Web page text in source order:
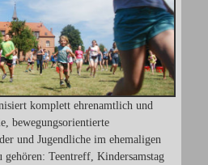
komplett ehrenamtlich und
bewegungsorientierte
und Jugendliche im ehemaligen
Teentreff, Kindersamstag